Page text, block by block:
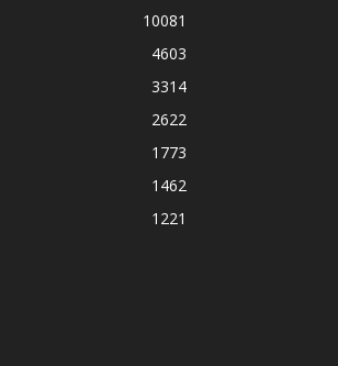
10081
4603
3314
2622
1773
1462
1221